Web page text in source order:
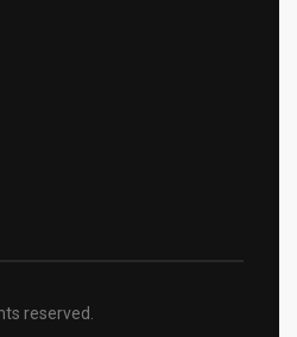
reserved.